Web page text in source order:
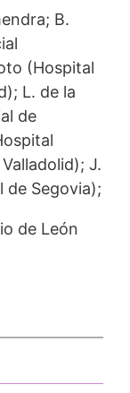
B.
(Hospital
L. de la
de
J.
de Segovia);
de León